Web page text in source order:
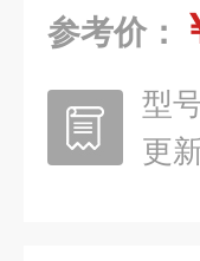
参考价：
型
更